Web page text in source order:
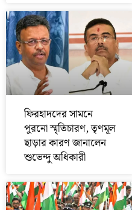
ফিরহাদদের সামনে
পুরনো স্মৃতিচারণ, তৃণমূল
ছাড়ার কারণ জানালেন
শুভেন্দু অধিকারী